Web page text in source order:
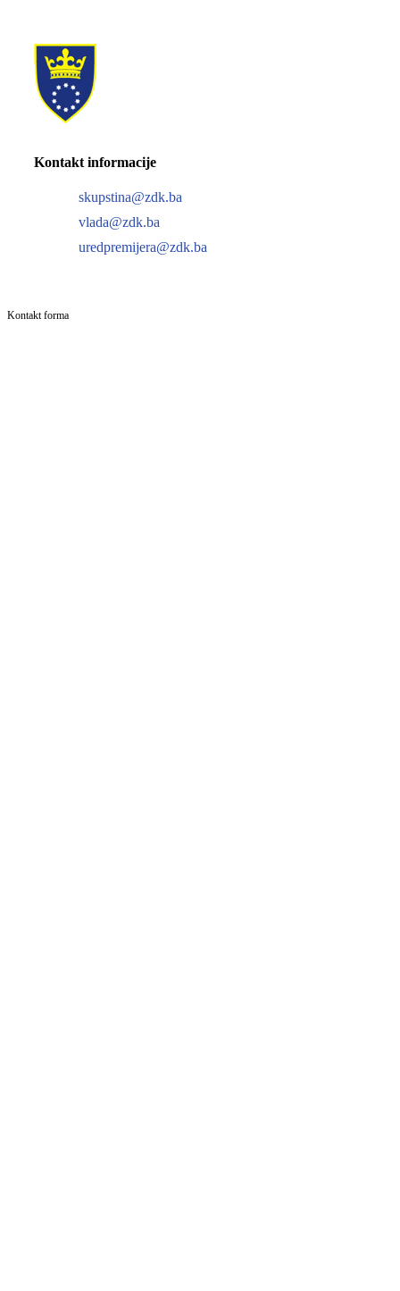
Kontakt informacije
skupstina@zdk.ba
vlada@zdk.ba
uredpremijera@zdk.ba
Kontakt forma